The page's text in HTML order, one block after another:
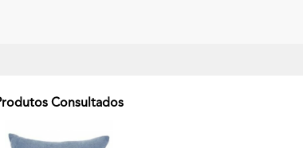
Consultados